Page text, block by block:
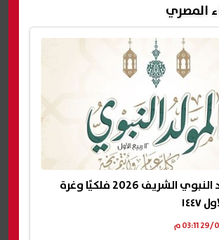
المصري
موعد المولد النبوي الشريف 2026 فلكيًا وغرة